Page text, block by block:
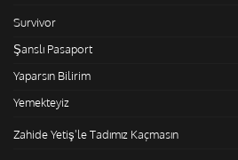
Survivor
Şanslı Pasaport
Yaparsın Bilirim
Yemekteyiz
Zahide Yetiş'le Tadımız Kaçmasın